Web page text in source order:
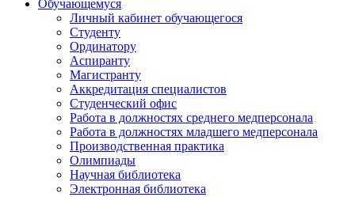
Обучающемуся
Личный кабинет обучающегося
Студенту
Ординатору
Аспиранту
Магистранту
Аккредитация специалистов
Студенческий офис
Работа в должностях среднего медперсонала
Работа в должностях младшего медперсонала
Производственная практика
Олимпиады
Научная библиотека
Электронная библиотека